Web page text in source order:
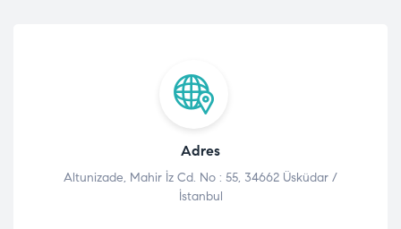
Adres
Altunizade, Mahir İz Cd. No : 55, 34662 Üsküdar /
İstanbul